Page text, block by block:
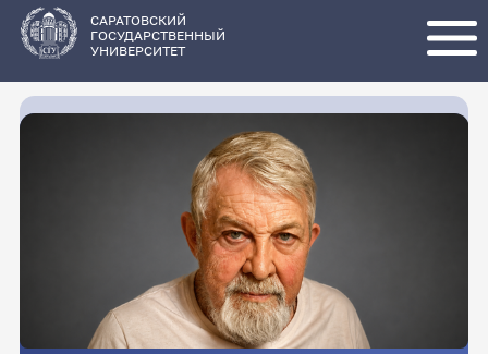
основному
содержанию
САРАТОВСКИЙ
ГОСУДАРСТВЕННЫЙ
УНИВЕРСИТЕТ